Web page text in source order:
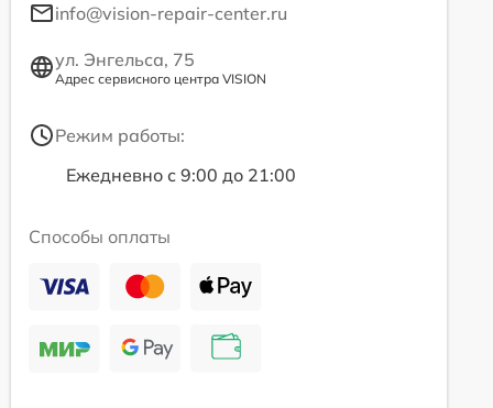
info@vision-repair-center.ru
ул. Энгельса, 75
Адрес сервисного центра VISION
Режим работы:
Ежедневно с 9:00 до 21:00
Способы оплаты